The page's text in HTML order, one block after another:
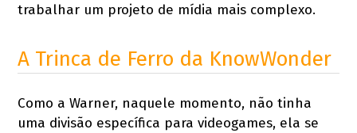
trabalhar um projeto de mídia mais complexo.
A Trinca de Ferro da KnowWonder
Como a Warner, naquele momento, não tinha
uma divisão específica para videogames, ela se